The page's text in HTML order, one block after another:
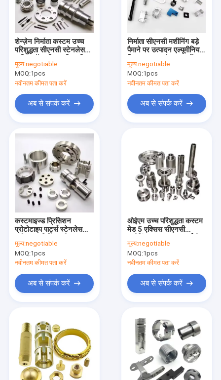
उत्पादों
हमारे बारे में
कारखाना भ्रमण
शेन्ज़ेन निर्माता कस्टम उच्च
परिशुद्धता सीएनसी स्टेनलेस
मशीनिंग सेवा मिलिंग टर्निंग
पार्ट्स
मूल्य:negotiable
MOQ:1pcs
नवीनतम कीमत पता करें
अब से संपर्क करें
निर्माता सीएनसी मशीनिंग बड़े
पैमाने पर उत्पादन एल्यूमीनियम
काले एनोडाइज्ड कस्टम
सीएनसी मशीनिंग सेवा
मूल्य:negotiable
MOQ:1pcs
नवीनतम कीमत पता करें
अब से संपर्क करें
कस्टमाइज्ड प्रिसिशन
प्रोटोटाइप पार्ट्स स्टेनलेस
सीएनसी मशीन्ड मेटल स्पेयर
पार्ट्स सीएनसी मशीनिंग सेवाएं
मूल्य:negotiable
MOQ:1pcs
नवीनतम कीमत पता करें
अब से संपर्क करें
ओईएम उच्च परिशुद्धता कस्टम
मेड 5 एक्सिस सीएनसी
गैस मशीनरी पार्ट्स परिशुद्धता 5
एक्सिस मशीनिंग सेवाएं
मूल्य:negotiable
MOQ:1pcs
नवीनतम कीमत पता करें
अब से संपर्क करें